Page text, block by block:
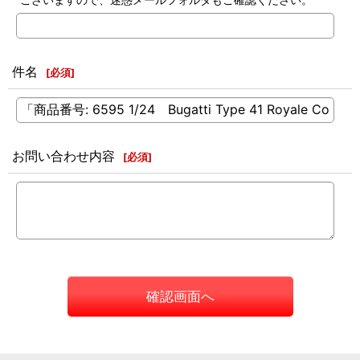
件名 [必須]
お問い合わせ内容 [必須]
確認画面へ